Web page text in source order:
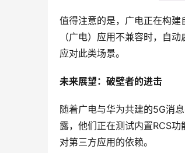
值得注意的是，广电正在构建
（广电）应用不兼容时，自
应对此类场景。
未来展望：破壁者的进击
随着广电与华为共建的5G消
露，他们正在测试内置RCS
对第三方应用的依赖。